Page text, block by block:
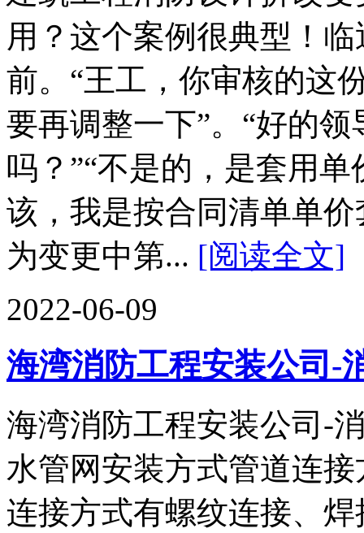
用？这个案例很典型！
前。“王工，你审核的这
要再调整一下”。“好的
吗？”“不是的，是套用
该，我是按合同清单单
为变更中第... [阅读全文]
2022-06-09
海湾消防工程安装公司-
海湾消防工程安装公司-
水管网安装方式管道连
连接方式有螺纹连接、